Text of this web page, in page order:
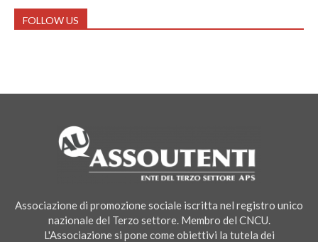
FOLLOW US
Associazione di promozione sociale iscritta nel registro unico
nazionale del Terzo settore. Membro del CNCU.
L'Associazione si pone come obiettivi la tutela dei